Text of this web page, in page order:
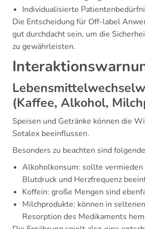
Individualisierte
Die Entscheidung für Off-label
gut durchdacht sein, um die
zu gewährleisten.
(Kaffee, Alkohol,
Speisen und Getränke können die
Sotalex beeinflussen.
Besonders zu beachten sind
Alkoholkonsum: sollte vermieden
Blutdruck und Herzfrequenz
Koffein: große Mengen sind
Milchprodukte: können in
Resorption des Medikaments